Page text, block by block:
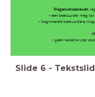
Wegenverkeerswet:
- een bestuurder mag
- beginnende bestuurders
- geen reclame voor
Slide 6 -